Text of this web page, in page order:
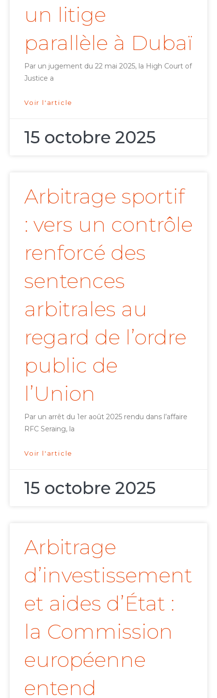
un litige
parallèle à Dubaï
Par un jugement du 22 mai 2025, la High Court of
Justice a
Voir l'article
15 octobre 2025
Arbitrage sportif
: vers un contrôle
renforcé des
sentences
arbitrales au
regard de l’ordre
public de
l’Union
Par un arrêt du 1er août 2025 rendu dans l’affaire
RFC Seraing, la
Voir l'article
15 octobre 2025
Arbitrage
d’investissement
et aides d’État :
la Commission
européenne
entend